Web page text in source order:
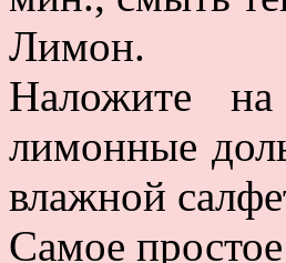
Лимон.
Наложите на
лимонные
влажной
Самое